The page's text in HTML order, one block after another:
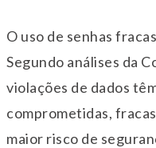
O uso de senhas
Segundo análises da
violações de dados
comprometidas,
maior risco de